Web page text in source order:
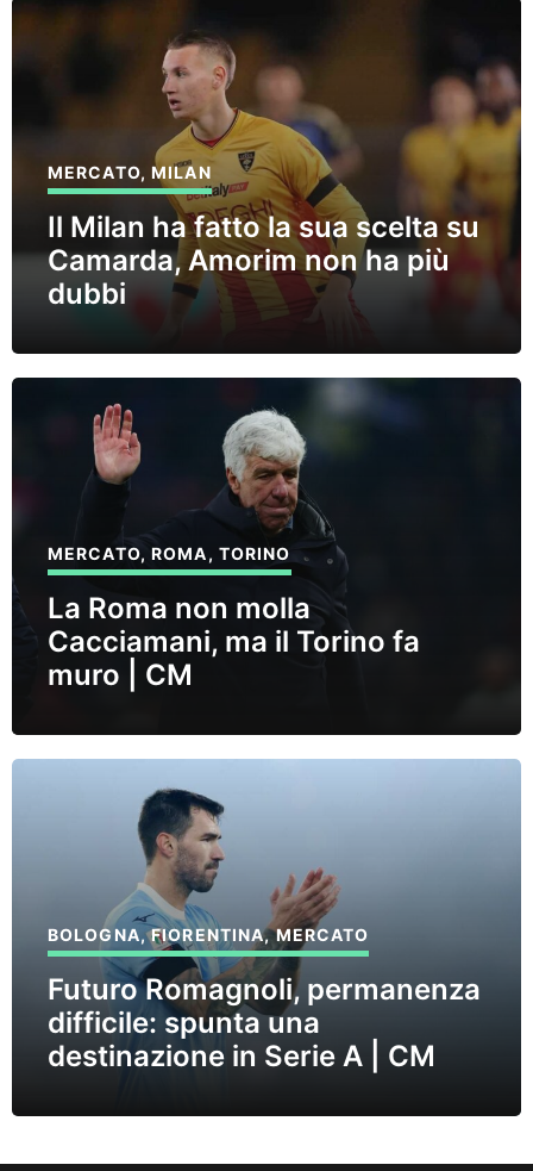
MERCATO,MILAN
Il Milan ha fatto la sua scelta su
Camarda, Amorim non ha più
dubbi
MERCATO,ROMA, TORINO
La Roma non molla
Cacciamani, ma il Torino fa
muro | CM
BOLOGNA,FIORENTINA,MERCATO
Futuro Romagnoli, permanenza
difficile: spunta una
destinazione in Serie A | CM